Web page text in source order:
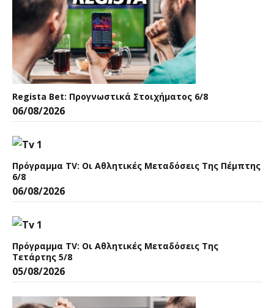
Regista Bet: Προγνωστικά Στοιχήματος 6/8
06/08/2026
Πρόγραμμα TV: Οι Αθλητικές Μεταδόσεις Της Πέμπτης
6/8
06/08/2026
Πρόγραμμα TV: Οι Αθλητικές Μεταδόσεις Της
Τετάρτης 5/8
05/08/2026